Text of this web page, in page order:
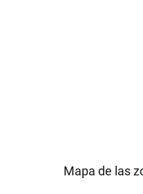
Mapa de las